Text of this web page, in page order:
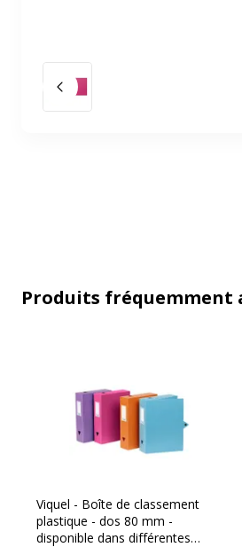
Slide précédent
Produits fréquemment
Viquel - Boîte de classement
plastique - dos 80 mm -
disponible dans différentes